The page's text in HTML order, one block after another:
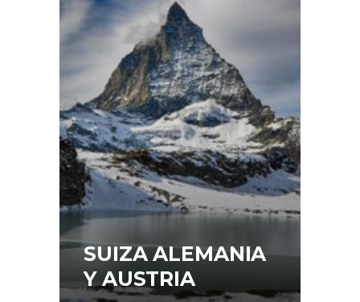
SUIZA ALEMANIA
Y AUSTRIA